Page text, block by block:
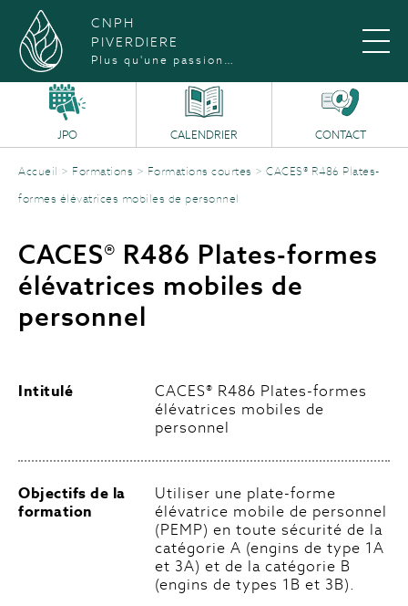
CNPH
PIVERDIERE
Plus qu'une passion…
JPO CALENDRIER CONTACT
Accueil > Formations > Formations courtes > CACES® R486 Plates-
formes élévatrices mobiles de personnel
CACES® R486 Plates-formes
élévatrices mobiles de
personnel
Intitulé
CACES® R486 Plates-formes
élévatrices mobiles de
personnel
Objectifs de la
formation
Utiliser une plate-forme
élévatrice mobile de personnel
(PEMP) en toute sécurité de la
catégorie A (engins de type 1A
et 3A) et de la catégorie B
(engins de types 1B et 3B).